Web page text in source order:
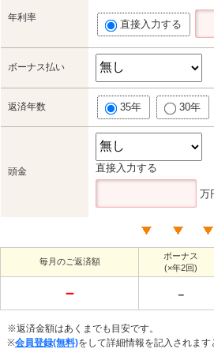
年利率
直接入力する
ボーナス払い
返済年数 35年 30年
頭金 直接入力する
万
毎月のご返済額
ボーナス
(×年2回)
－ －
※返済金額はあくまでも目安です。
※会員登録(無料)をして詳細情報を記入されま